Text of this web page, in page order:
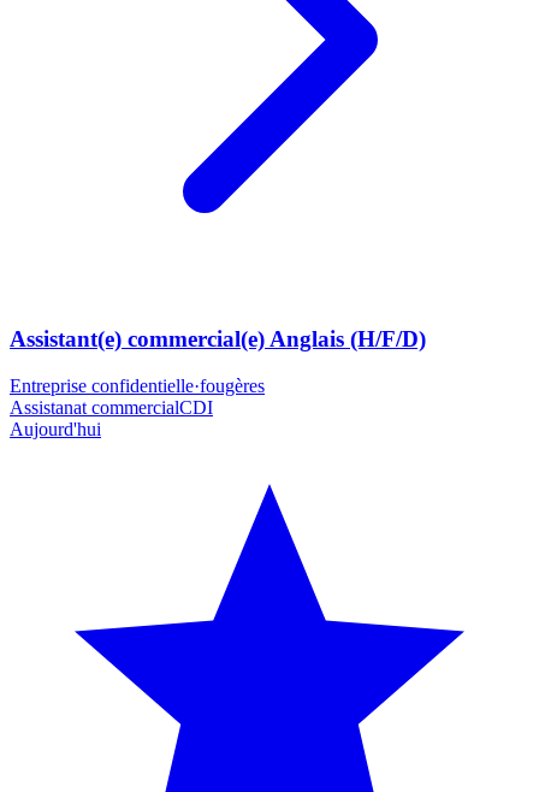
Assistant(e) commercial(e) Anglais (H/F/D)
Entreprise confidentielle·fougères
Assistanat commercialCDI
Aujourd'hui